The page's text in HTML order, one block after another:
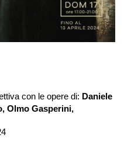
con le opere di: Daniele
Olmo Gasperini,